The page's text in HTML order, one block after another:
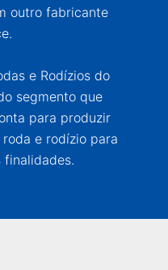
outro fabricante
e Rodízios do
segmento que
para produzir
e rodízio para
finalidades.